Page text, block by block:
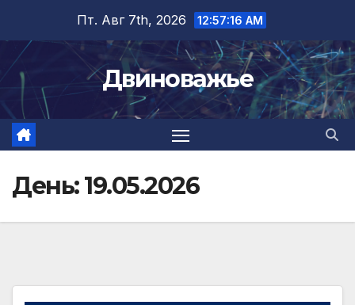
содержимому
Пт. Авг 7th, 2026 12:57:17 AM
Двиноважье
День:19.05.2026